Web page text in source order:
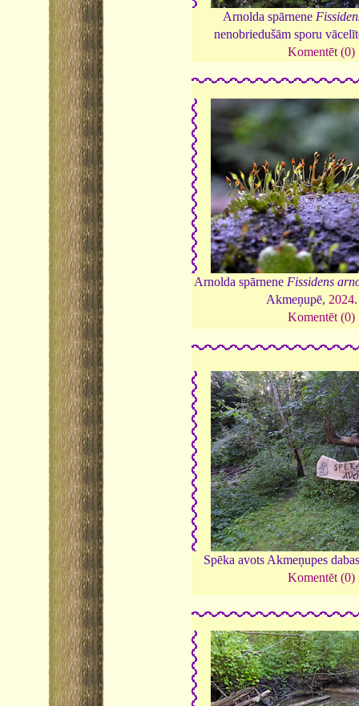
Arnolda spārnene
nenobriedušām sporu
Komentēt (0)
Arnolda spārnene Fissidens
Akmeņupē, 2024
Komentēt (0)
Spēka avots Akmeņupes
Komentēt (0)